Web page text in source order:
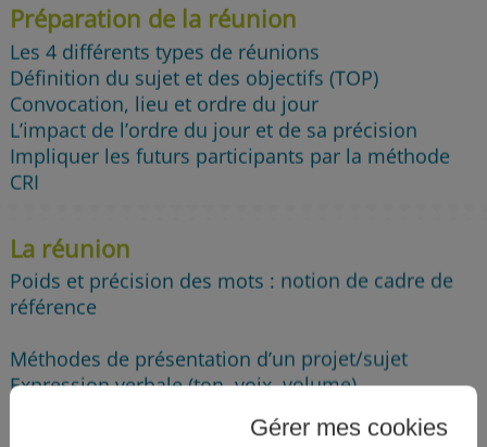
Préparation de la réunion
Les 4 différents types de réunions
Définition du sujet et des objectifs (TOP)
Convocation, lieu et ordre du jour
L’impact de l’ordre du jour et de sa précision
Impliquer les futurs participants par la méthode
CRI
La réunion
Poids et précision des mots : notion de cadre de
référence
Méthodes de présentation d’un projet/sujet
Expression verbale (ton, voix, volume)
Gérer mes cookies